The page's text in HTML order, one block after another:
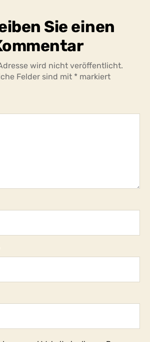
Sie einen
wird nicht veröffentlicht.
Felder sind mit * markiert